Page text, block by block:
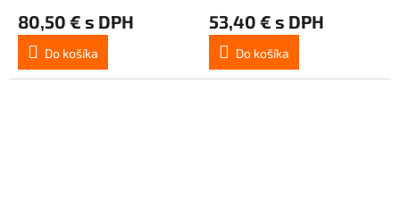
80,50 € s DPH
Do košíka
53,40 € s DPH
Do košíka